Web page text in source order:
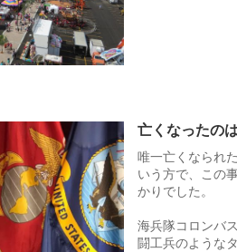
亡くなったの
唯一亡くなられ
いう方で、この
かりでした。
海兵隊コロンバ
闘工兵のような